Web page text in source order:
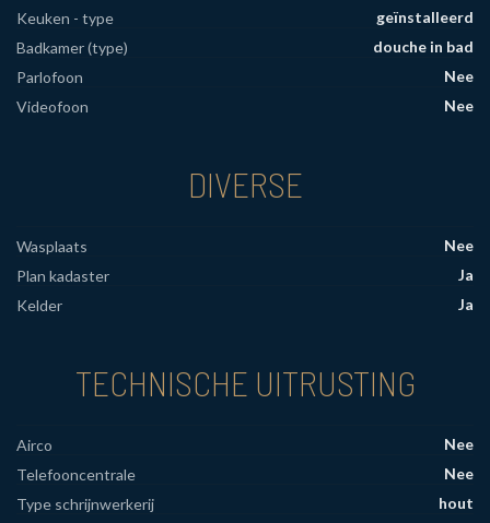
Keuken - type
geïnstalleerd
Badkamer (type)
douche in bad
Parlofoon
Nee
Videofoon
Nee
DIVERSE
Wasplaats
Nee
Plan kadaster
Ja
Kelder
Ja
TECHNISCHE UITRUSTING
Airco
Nee
Telefooncentrale
Nee
Type schrijnwerkerij
hout